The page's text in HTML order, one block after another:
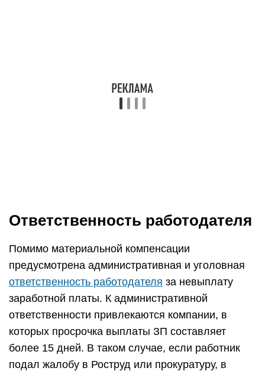
Ответственность работодателя
Помимо материальной компенсации
предусмотрена административная и уголовная
ответственность работодателя за невыплату
заработной платы. К административной
ответственности привлекаются компании, в
которых просрочка выплаты ЗП составляет
более 15 дней. В таком случае, если работник
подал жалобу в Роструд или прокуратуру, в